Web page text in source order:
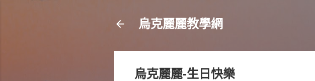
烏克麗麗教學網
烏克麗麗-生日快樂